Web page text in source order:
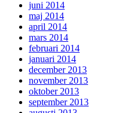
juni 2014
maj 2014
april 2014
mars 2014
februari 2014
januari 2014
december 2013
november 2013
oktober 2013
september 2013